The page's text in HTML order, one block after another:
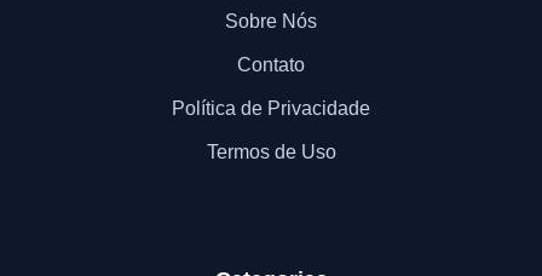
Sobre Nós
Contato
Política de Privacidade
Termos de Uso